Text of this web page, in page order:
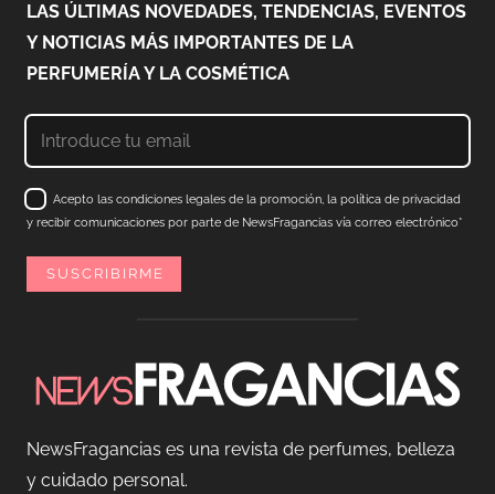
LAS ÚLTIMAS NOVEDADES, TENDENCIAS, EVENTOS
Y NOTICIAS MÁS IMPORTANTES DE LA
PERFUMERÍA Y LA COSMÉTICA
Acepto las condiciones legales de la promoción, la política de privacidad
y recibir comunicaciones por parte de NewsFragancias vía correo electrónico*
NewsFragancias es una revista de perfumes, belleza
y cuidado personal.